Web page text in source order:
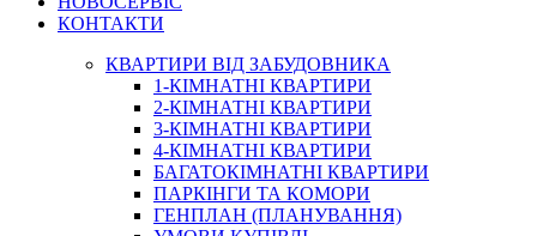
КОНТАКТИ
КВАРТИРИ ВІД ЗАБУДОВНИКА
1-КІМНАТНІ КВАРТИРИ
2-КІМНАТНІ КВАРТИРИ
3-КІМНАТНІ КВАРТИРИ
4-КІМНАТНІ КВАРТИРИ
БАГАТОКІМНАТНІ КВАРТИРИ
ПАРКІНГИ ТА КОМОРИ
ГЕНПЛАН (ПЛАНУВАННЯ)